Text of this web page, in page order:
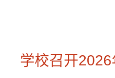
学校召开